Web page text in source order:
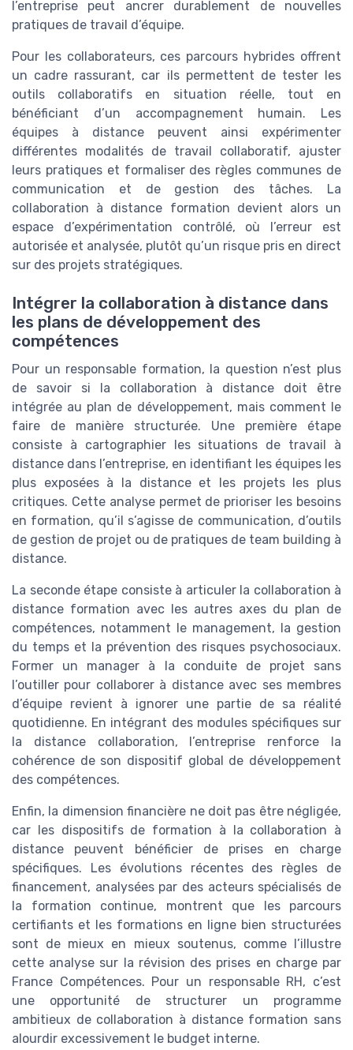
l’entreprise peut ancrer durablement de nouvelles
pratiques de travail d’équipe.
Pour les collaborateurs, ces parcours hybrides offrent
un cadre rassurant, car ils permettent de tester les
outils collaboratifs en situation réelle, tout en
bénéficiant d’un accompagnement humain. Les
équipes à distance peuvent ainsi expérimenter
différentes modalités de travail collaboratif, ajuster
leurs pratiques et formaliser des règles communes de
communication et de gestion des tâches. La
collaboration à distance formation devient alors un
espace d’expérimentation contrôlé, où l’erreur est
autorisée et analysée, plutôt qu’un risque pris en direct
sur des projets stratégiques.
Intégrer la collaboration à distance dans
les plans de développement des
compétences
Pour un responsable formation, la question n’est plus
de savoir si la collaboration à distance doit être
intégrée au plan de développement, mais comment le
faire de manière structurée. Une première étape
consiste à cartographier les situations de travail à
distance dans l’entreprise, en identifiant les équipes les
plus exposées à la distance et les projets les plus
critiques. Cette analyse permet de prioriser les besoins
en formation, qu’il s’agisse de communication, d’outils
de gestion de projet ou de pratiques de team building à
distance.
La seconde étape consiste à articuler la collaboration à
distance formation avec les autres axes du plan de
compétences, notamment le management, la gestion
du temps et la prévention des risques psychosociaux.
Former un manager à la conduite de projet sans
l’outiller pour collaborer à distance avec ses membres
d’équipe revient à ignorer une partie de sa réalité
quotidienne. En intégrant des modules spécifiques sur
la distance collaboration, l’entreprise renforce la
cohérence de son dispositif global de développement
des compétences.
Enfin, la dimension financière ne doit pas être négligée,
car les dispositifs de formation à la collaboration à
distance peuvent bénéficier de prises en charge
spécifiques. Les évolutions récentes des règles de
financement, analysées par des acteurs spécialisés de
la formation continue, montrent que les parcours
certifiants et les formations en ligne bien structurées
sont de mieux en mieux soutenus, comme l’illustre
cette analyse sur la révision des prises en charge par
France Compétences. Pour un responsable RH, c’est
une opportunité de structurer un programme
ambitieux de collaboration à distance formation sans
alourdir excessivement le budget interne.